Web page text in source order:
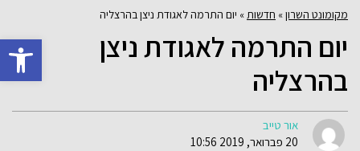
פתח
מקומונט השרון» חדשות » יום התרמה לאגודת ניצן בהרצליה
יום התרמה לאגודת ניצן
בהרצליה
אור טייב
20 פברואר, 2019 10:56